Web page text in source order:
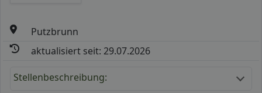
Putzbrunn
aktualisiert seit: 29.07.2026
Stellenbeschreibung: